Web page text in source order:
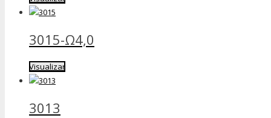
3015-Ω4,0
Visualizar
3013